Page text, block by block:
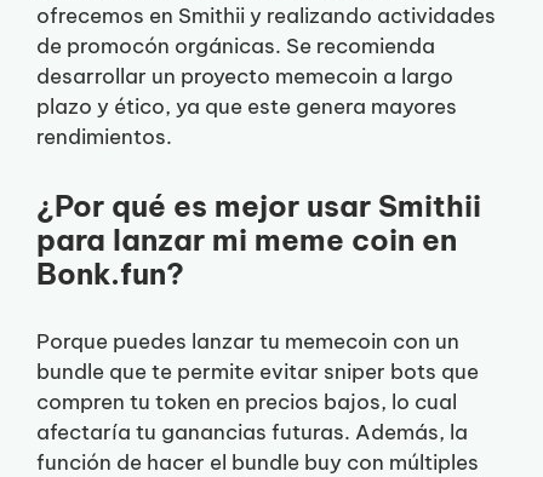
ofrecemos en Smithii y realizando actividades
de promocón orgánicas. Se recomienda
desarrollar un proyecto memecoin a largo
plazo y ético, ya que este genera mayores
rendimientos.
¿Por qué es mejor usar Smithii
para lanzar mi meme coin en
Bonk.fun?
Porque puedes lanzar tu memecoin con un
bundle que te permite evitar sniper bots que
compren tu token en precios bajos, lo cual
afectaría tu ganancias futuras. Además, la
función de hacer el bundle buy con múltiples